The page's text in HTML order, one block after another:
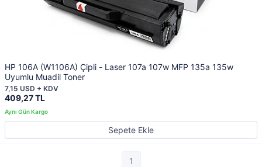
HP 106A (W1106A) Çipli - Laser 107a 107w MFP 135a 135w
Uyumlu Muadil Toner
409,27 TL
7,15 USD + KDV
Sepete Ekle
1